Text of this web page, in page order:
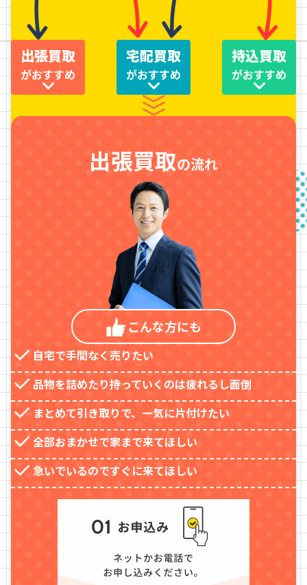
出張買取
がおすすめ
宅配買取
がおすすめ
持込買取
がおすすめ
出張買取の流れ
こんな方にも
自宅で手間なく売りたい
品物を詰めたり持っていくのは疲れるし面倒
まとめて引き取りで、一気に片付けたい
全部おまかせで家まで来てほしい
急いでいるのですぐに来てほしい